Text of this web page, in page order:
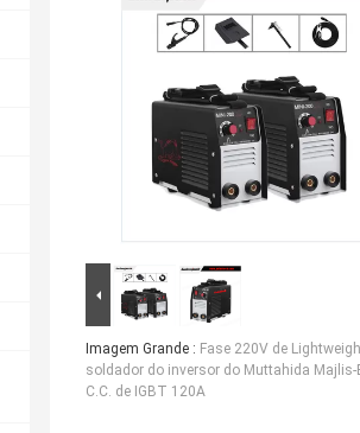
Imagem Grande : Fase 220V de
soldador do inversor do Muttahida Majlis-
C.C. de IGBT 120A